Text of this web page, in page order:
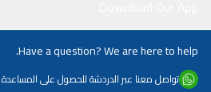
Have a question? We are here to help.
تواصل معنا عبر الدردشة للحصول على المساعدة